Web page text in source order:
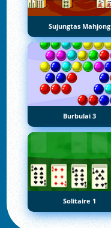
Sujungtas Mahjong
Burbulai 3
Solitaire 1